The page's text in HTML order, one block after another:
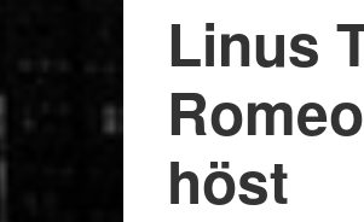
Linus
höst